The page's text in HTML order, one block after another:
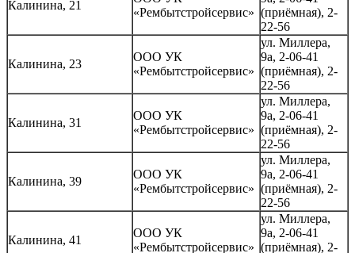
Калинина, 21
«Рембытстройсервис» (приёмная), 2-
22-56
Калинина, 23
ООО УК
«Рембытстройсервис»
ул. Миллера,
9а, 2-06-41
(приёмная), 2-
22-56
Калинина, 31
ООО УК
«Рембытстройсервис»
ул. Миллера,
9а, 2-06-41
(приёмная), 2-
22-56
Калинина, 39
ООО УК
«Рембытстройсервис»
ул. Миллера,
9а, 2-06-41
(приёмная), 2-
22-56
Калинина, 41
ООО УК
«Рембытстройсервис»
ул. Миллера,
9а, 2-06-41
(приёмная), 2-